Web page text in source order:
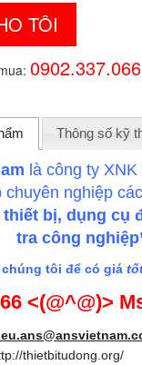
TÔI
0902.337.066
Thông số kỹ
là công ty
chuyên nghiệp
thiết bị, dụng cụ
tra công
tôi để có giá
<(@^@)>
thietbitudong.org/